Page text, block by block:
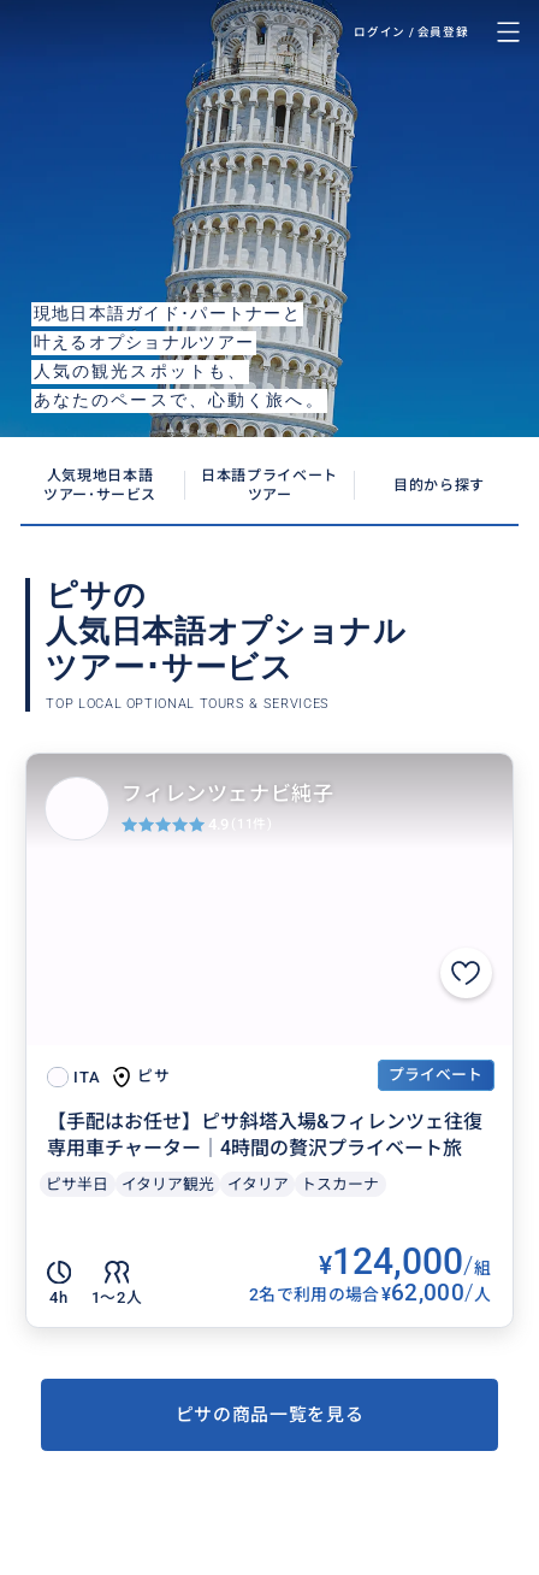
ログイン / 会員登録
現地日本語ガイド･パートナーと
叶えるオプショナルツアー
人気の観光スポットも、
あなたのペースで、心動く旅へ。
人気現地日本語
ツアー･サービス
日本語プライベート
ツアー
目的から探す
ピサの
人気日本語オプショナル
ツアー･サービス
TOP LOCAL OPTIONAL TOURS & SERVICES
ITA ピサ プライベート
【手配はお任せ】ピサ斜塔入場&フィレンツェ往復
専用車チャーター｜4時間の贅沢プライベート旅
ピサ半日 イタリア観光 イタリア トスカーナ
4h 1〜2人
¥124,000/組
2名で利用の場合¥62,000/人
フィレンツェナビ純子
4.9 (11件)
ピサの商品一覧を見る